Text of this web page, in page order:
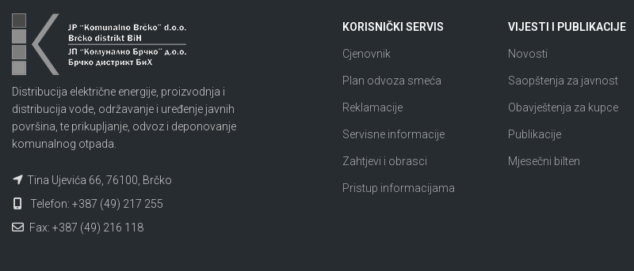
Distribucija električne energije, proizvodnja i
distribucija vode, održavanje i uređenje javnih
površina, te prikupljanje, odvoz i deponovanje
komunalnog otpada.
Tina Ujevića 66, 76100, Brčko
Telefon: +387 (49) 217 255
Fax: +387 (49) 216 118
KORISNIČKI SERVIS
Cjenovnik
Plan odvoza smeća
Reklamacije
Servisne informacije
Zahtjevi i obrasci
Pristup informacijama
VIJESTI I PUBLIKACIJE
Novosti
Saopštenja za javnost
Obavještenja za kupce
Publikacije
Mjesečni bilten